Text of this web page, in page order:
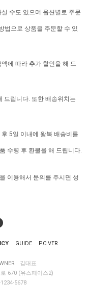
수도 있으며 옵션별로 주문
법으로 상품을 주문할 수 있
에 따라 추가 할인을 해 드
드립니다. 또한 배송위치는
5일 이내에 왕복 배송비를
수령 후 환불을 해 드립니다.
이용해서 문의를 주시면 성
GUIDE PC VER
김대표
670 (유스페이스2)
5678